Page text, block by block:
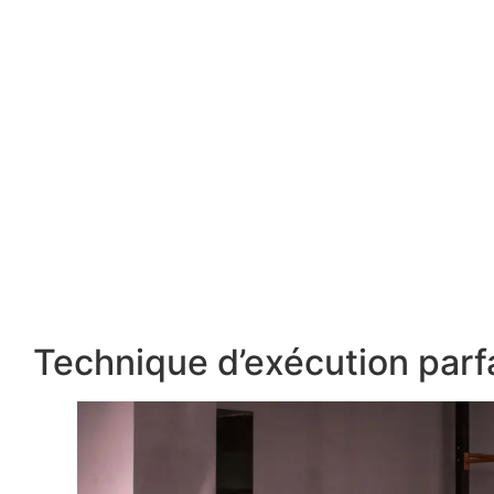
Technique d’exécution